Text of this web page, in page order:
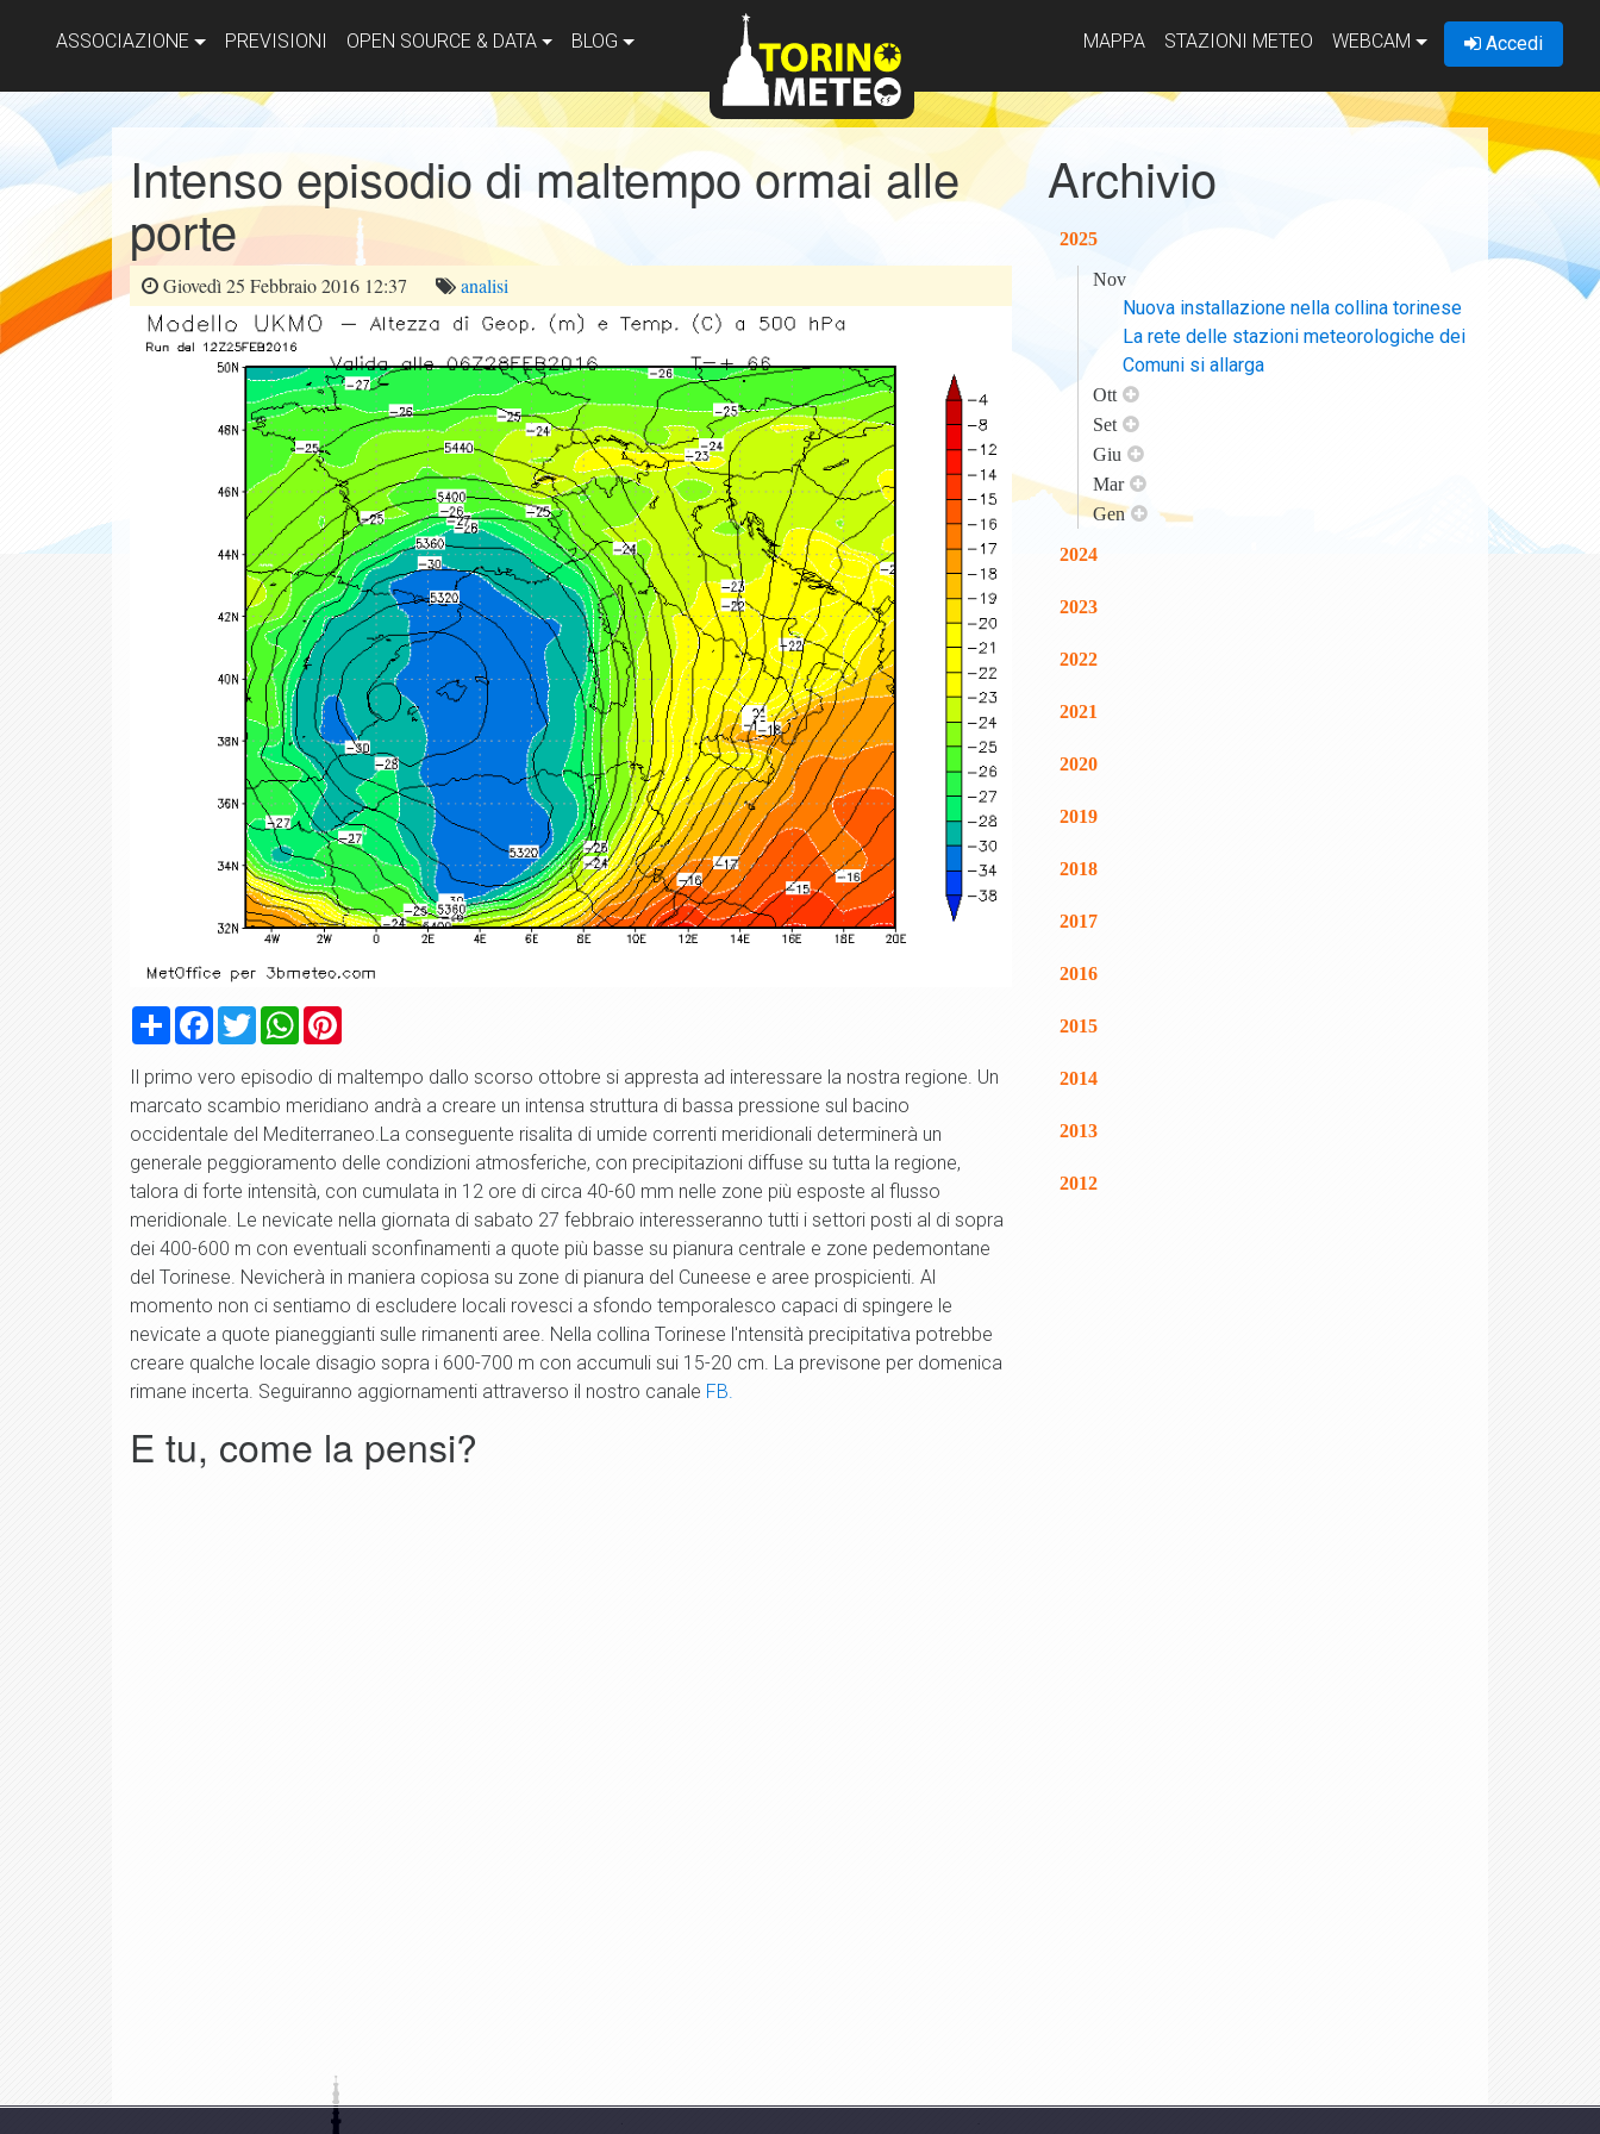
ASSOCIAZIONE PREVISIONI OPEN SOURCE & DATA BLOG MAPPA STAZIONI METEO WEBCAM Accedi
Intenso episodio di maltempo ormai alle
porte
Giovedì 25 Febbraio 2016 12:37 analisi
CondividiFacebook
TwitterWhatsApp
Il primo vero episodio di maltempo dallo scorso ottobre si appresta ad interessare la nostra regione. Un
marcato scambio meridiano andrà a creare un intensa struttura di bassa pressione sul bacino
occidentale del Mediterraneo.La conseguente risalita di umide correnti meridionali determinerà un
generale peggioramento delle condizioni atmosferiche, con precipitazioni diffuse su tutta la regione,
talora di forte intensità, con cumulata in 12 ore di circa 40-60 mm nelle zone più esposte al flusso
meridionale. Le nevicate nella giornata di sabato 27 febbraio interesseranno tutti i settori posti al di sopra
dei 400-600 m con eventuali sconfinamenti a quote più basse su pianura centrale e zone pedemontane
del Torinese. Nevicherà in maniera copiosa su zone di pianura del Cuneese e aree prospicienti. Al
momento non ci sentiamo di escludere locali rovesci a sfondo temporalesco capaci di spingere le
nevicate a quote pianeggianti sulle rimanenti aree. Nella collina Torinese l'ntensità precipitativa potrebbe
creare qualche locale disagio sopra i 600-700 m con accumuli sui 15-20 cm. La previsone per domenica
rimane incerta. Seguiranno aggiornamenti attraverso il nostro canale FB.
E tu, come la pensi?
Archivio
2025
Nov
Nuova installazione nella collina torinese
La rete delle stazioni meteorologiche dei
Comuni si allarga
Ott
Set
Giu
Mar
Gen
2024
2023
2022
2021
2020
2019
2018
2017
2016
2015
2014
2013
2012